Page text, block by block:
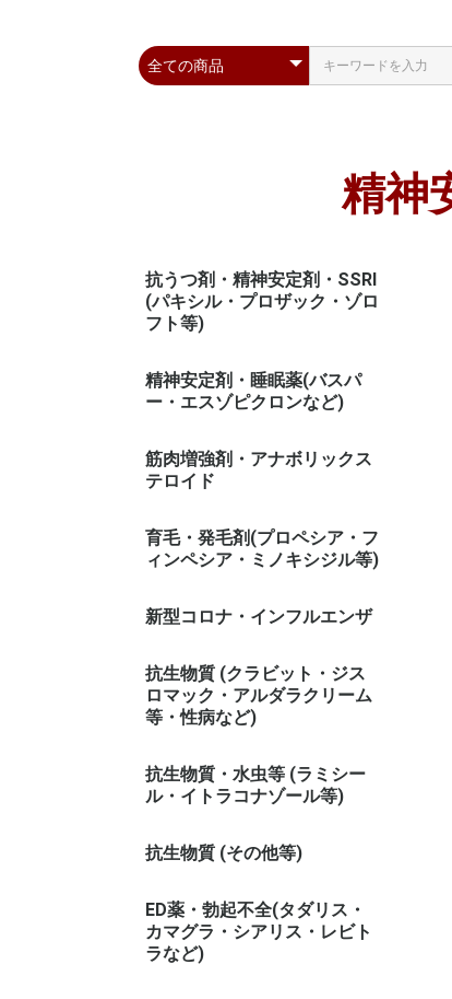
精神
抗うつ剤・精神安定剤・SSRI
(パキシル・プロザック・ゾロ
フト等)
精神安定剤・睡眠薬(バスパ
ー・エスゾピクロンなど)
筋肉増強剤・アナボリックス
テロイド
育毛・発毛剤(プロペシア・フ
ィンペシア・ミノキシジル等)
新型コロナ・インフルエンザ
抗生物質 (クラビット・ジス
ロマック・アルダラクリーム
等・性病など)
抗生物質・水虫等 (ラミシー
ル・イトラコナゾール等)
抗生物質 (その他等)
ED薬・勃起不全(タダリス・
カマグラ・シアリス・レビト
ラなど)